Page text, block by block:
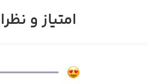
، کیک و شیرینی ، نوشیدنی ،
امتیاز و